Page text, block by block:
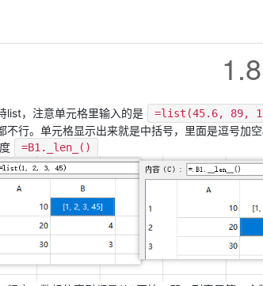
list，注意单元格里输入的是 =list(45.6, 89,
不行。单元格显示出来就是中括号，里面是逗号加空
=B1._len_()